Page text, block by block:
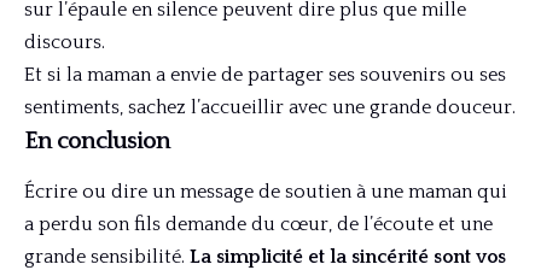
sur l’épaule en silence peuvent dire plus que mille
discours.
Et si la maman a envie de partager ses souvenirs ou ses
sentiments, sachez l’accueillir avec une grande douceur.
En conclusion
Écrire ou dire un message de soutien à une maman qui
a perdu son fils demande du cœur, de l’écoute et une
grande sensibilité. La simplicité et la sincérité sont vos